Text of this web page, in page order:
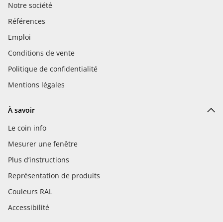
Notre société
Références
Emploi
Conditions de vente
Politique de confidentialité
Mentions légales
À savoir
Le coin info
Mesurer une fenêtre
Plus d’instructions
Représentation de produits
Couleurs RAL
Accessibilité